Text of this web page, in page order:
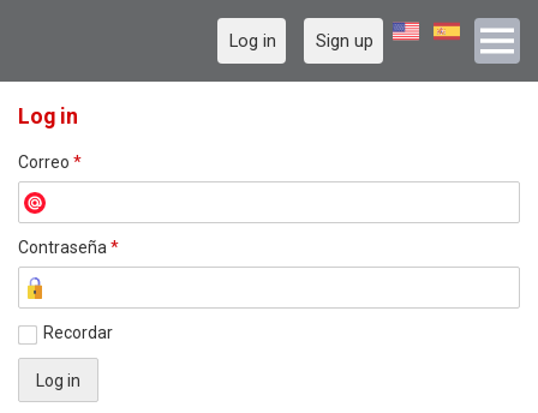
Log in Sign up
Log in
Correo *
Contraseña *
Recordar